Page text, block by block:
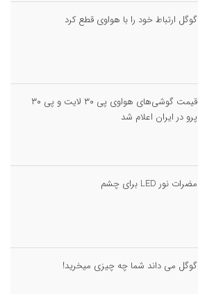
گوگل ارتباط خود را با هواوی قطع کرد
قیمت گوشی‌های هواوی پی ۳۰ لایت و پی ۳۰
پرو در ایران اعلام شد
مضرات نور LED برای چشم
گوگل می داند شما چه چیزی میخرید!